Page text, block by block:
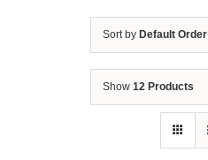
Sort by Default Order
Show 12 Products